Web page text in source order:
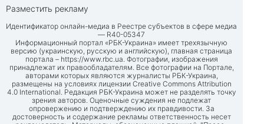
Разместить рекламу
Идентификатор онлайн-медиа в Реестре субъектов в сфере медиа
— R40-05347
Информационный портал «РБК-Украина» имеет трехязычную
версию (украинскую, русскую и английскую), главная страница
портала – https://www.rbc.ua. Фотографии, изображения
принадлежат их правообладателям. Все фотографии на Портале,
авторами которых являются журналисты РБК-Украина,
размещены на условиях лицензии Creative Commons Attribution
4.0 International. Редакция РБК-Украина может не разделять точку
зрения авторов. Оценочные суждения не подлежат
опровержению и подтверждению их правдивости. За
достоверность и содержание рекламы ответственность несет